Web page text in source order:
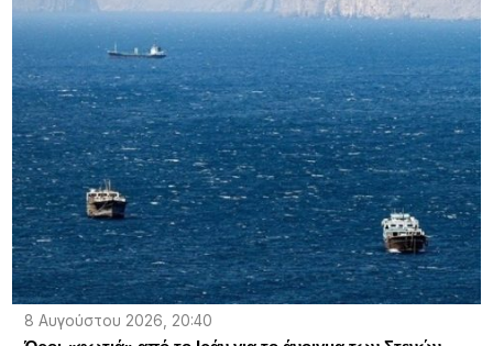
8 Αυγούστου 2026, 20:40